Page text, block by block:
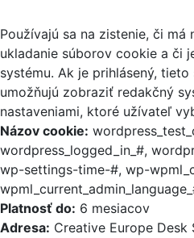
Používajú sa na zistenie, či má
ukladanie súborov cookie a či
systému. Ak je prihlásený,
umožňujú zobraziť redakčný
nastaveniami, ktoré užívateľ
Názov cookie:
wordpress_logged_in_#,
wp-settings-time-#, wp-
Platnosť do: 6 mesiacov
Adresa: Creative Europe Desk